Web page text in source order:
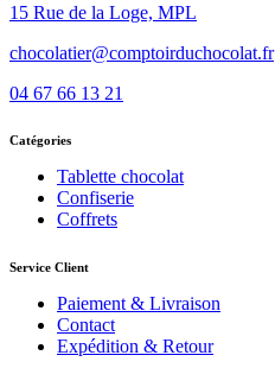
15 Rue de la Loge, MPL
chocolatier@comptoirduchocolat.fr
04 67 66 13 21
Catégories
Tablette chocolat
Confiserie
Coffrets
Service Client
Paiement & Livraison
Contact
Expédition & Retour